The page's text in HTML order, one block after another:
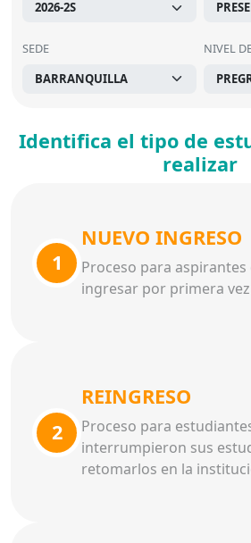
SEDE NIVEL
Identifica el tipo de
realizar
1
NUEVO INGRESO
Proceso para aspirantes
ingresar por primera
2
REINGRESO
Proceso para
interrumpieron sus
retomarlos en la